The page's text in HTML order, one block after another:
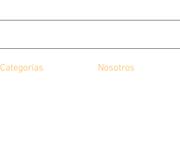
Categorías Nosotros